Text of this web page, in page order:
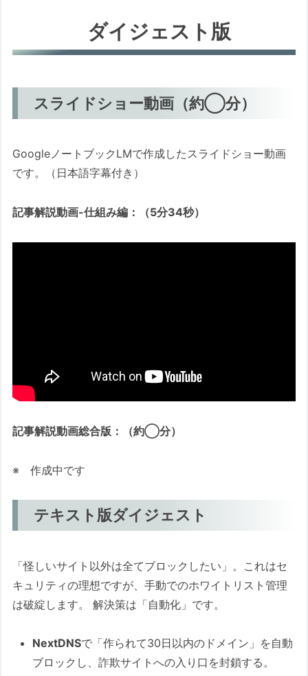
最後に：防御とは「空振り」させること
具体的な「次のステップ」
付録：この記事の作成プロセス（AI協働メモ）
2. 筆者の関連経験・専門性
3. AIとの協働内容（調査・議論のポイン
4. 主な参照情報・検証方法
この記事中の広告リンクについて
ダイジェスト版
スライドショー動画（約◯分）
GoogleノートブックLMで作成したスライドショー動画
です。（日本語字幕付き）
記事解説動画-仕組み編：（5分34秒）
記事解説動画総合版：（約◯分）
※ 作成中です
テキスト版ダイジェスト
「怪しいサイト以外は全てブロックしたい」。これはセ
キュリティの理想ですが、手動でのホワイトリスト管理
は破綻します。 解決策は「自動化」です。
NextDNSで「作られて30日以内のドメイン」を自動
ブロックし、詐欺サイトへの入り口を封鎖する。